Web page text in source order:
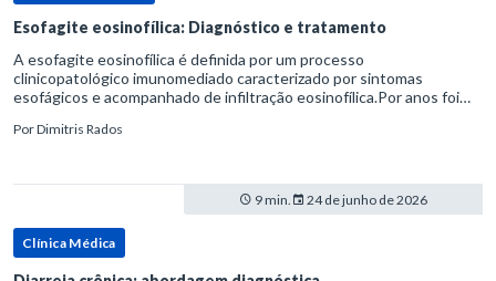
Esofagite eosinofílica: Diagnóstico e tratamento
A esofagite eosinofílica é definida por um processo
clinicopatológico imunomediado caracterizado por sintomas
esofágicos e acompanhado de infiltração eosinofílica.Por anos foi
refluxo gastr
PorDimitris Rados
9 min. 24 de junho de 2026
Clínica Médica